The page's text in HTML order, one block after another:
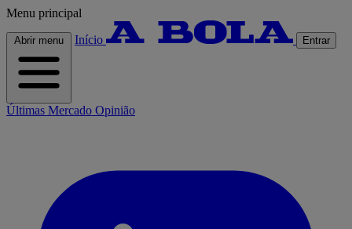
Menu principal
Abrir menu Início Entrar
Últimas Mercado Opinião